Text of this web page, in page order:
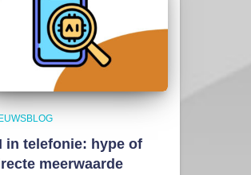
in telefonie: hype of
meerwaarde